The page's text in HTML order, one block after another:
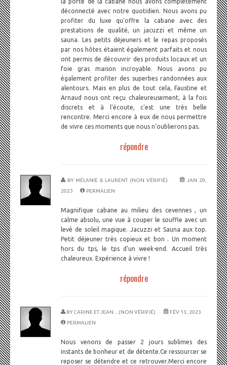
déconnecté avec notre quotidien. Nous avons pu
profiter du luxe qu'offre la cabane avec des
prestations de qualité, un jacuzzi et même un
sauna. Les petits déjeuners et le repas proposés
par nos hôtes étaient également parfaits et nous
ont permis de découvrir des produits locaux et un
foie gras maison incroyable. Nous avons pu
également profiter des superbes randonnées aux
alentours. Mais en plus de tout cela, Faustine et
Arnaud nous ont reçu chaleureusement, à la fois
discrets et à l'écoute, c'est une très belle
rencontre. Merci encore à eux de nous permettre
de vivre ces moments que nous n'oublierons pas.
répondre
BY MÉLANIE & LAURENT (NON VÉRIFIÉ)
JAN 29,
2023
PERMALIEN
Magnifique cabane au milieu des cevennes , un
calme absolu, une vue à couper le souffle avec un
levé de soleil magique. Jacuzzi et Sauna aux top.
Petit déjeuner très copieux et bon . Un moment
hors du tps, le tps d'un week-end. Accueil très
chaleureux. Expérience à vivre !
répondre
BY CARINE ET JEAN ... (NON VÉRIFIÉ)
FÉV 13, 2023
PERMALIEN
Nous venons de passer 2 jours sublimes des
instants de bonheur et de détente.Ce ressourcer se
reposer se détendre et ce retrouver.Merci encore